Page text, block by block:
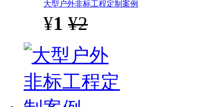
大型户外非标工程定制案例
¥1 ¥2